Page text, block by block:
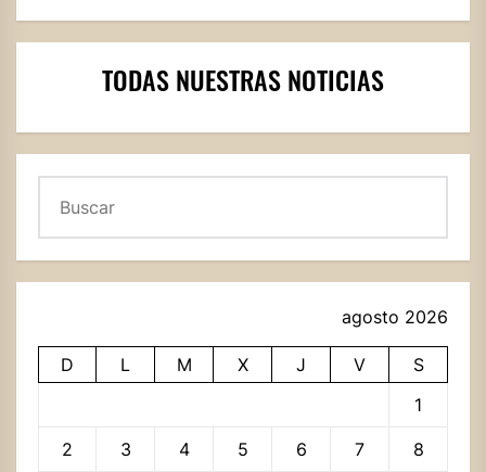
TODAS NUESTRAS NOTICIAS
agosto 2026
D L M X J V
S
1
2 3 4 5 6 7 8